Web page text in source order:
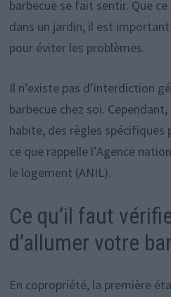
barbecue se fait sentir. Que
dans un jardin, il est
pour éviter les problèmes.
Il n’existe pas d’interdiction
barbecue chez soi.
habite, des règles spécifiques
ce que rappelle l’Agence
le logement (ANIL).
Ce qu’il faut
d’allumer votre
En copropriété, la première